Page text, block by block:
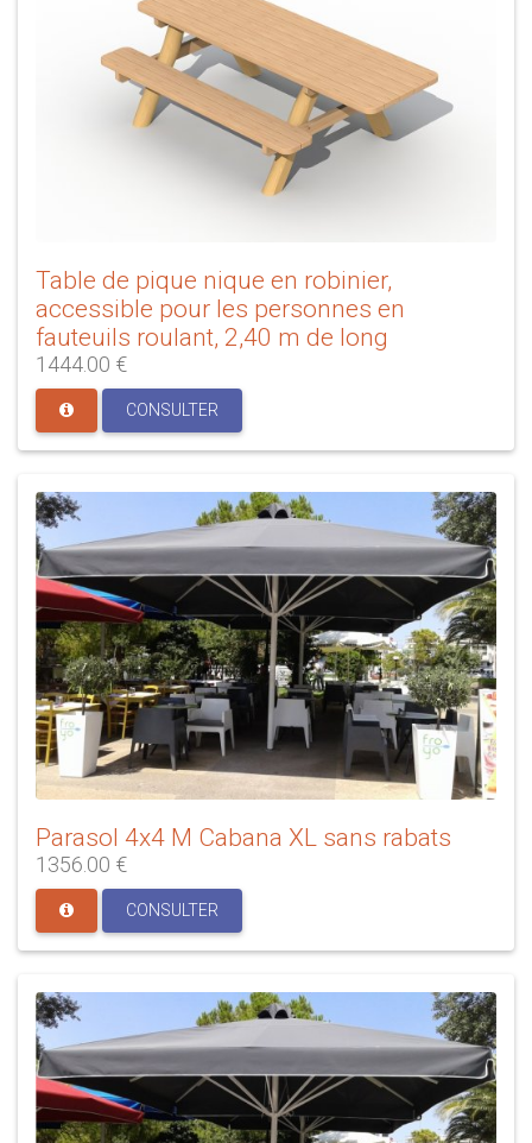
Table de pique nique en robinier,
accessible pour les personnes en
fauteuils roulant, 2,40 m de long
1444.00 €
CONSULTER
Parasol 4x4 M Cabana XL sans rabats
1356.00 €
CONSULTER